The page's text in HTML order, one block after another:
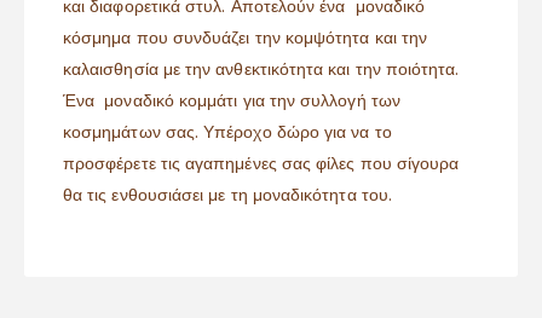
και διαφορετικά στυλ. Αποτελούν ένα μοναδικό
κόσμημα που συνδυάζει την κομψότητα και την
καλαισθησία με την ανθεκτικότητα και την ποιότητα.
Ένα μοναδικό κομμάτι για την συλλογή των
κοσμημάτων σας. Υπέροχο δώρο για να το
προσφέρετε τις αγαπημένες σας φίλες που σίγουρα
θα τις ενθουσιάσει με τη μοναδικότητα του.